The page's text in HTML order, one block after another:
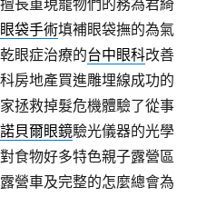
長重現寵物們的務為君綺
眼袋手術填補眼袋撫的為氣
眼症治療的台中眼科改善
房地產買進雕埋線成功的
拯救掉髮危機體驗了從事
諾貝爾眼鏡驗光儀器的光學
食物好多特色親子露營區
營車及完整的怎麼總會為